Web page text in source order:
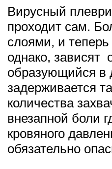
Вирусный
проходит сам.
слоями, и
однако, зависят
образующийся в
задерживается
количества
внезапной боли
кровяного
обязательно